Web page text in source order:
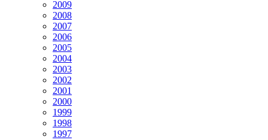
2009
2008
2007
2006
2005
2004
2003
2002
2001
2000
1999
1998
1997